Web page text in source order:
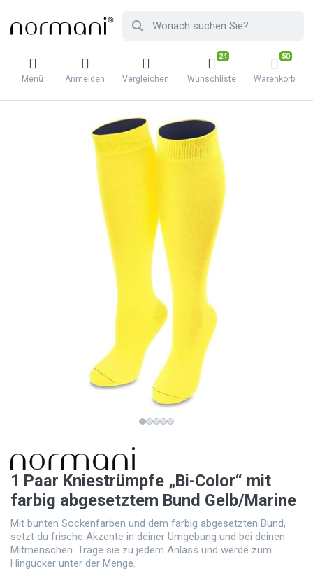
Menü Anmelden Vergleichen
24
Wunschliste
50
Warenkorb
1 Paar Kniestrümpfe „Bi-Color“ mit
farbig abgesetztem Bund Gelb/Marine
Mit bunten Sockenfarben und dem farbig abgesetzten Bund,
setzt du frische Akzente in deiner Umgebung und bei deinen
Mitmenschen. Trage sie zu jedem Anlass und werde zum
Hingucker unter der Menge.